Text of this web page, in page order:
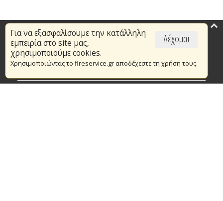
Δέχομαι
Για να εξασφαλίσουμε την κατάλληλη
εμπειρία στο site μας,
χρησιμοποιούμε cookies.
Χρησιμοποιώντας το fireservice.gr αποδέχεστε τη χρήση τους.
Επικαιρότητα
Το Πυροσβεστικό Σώμα